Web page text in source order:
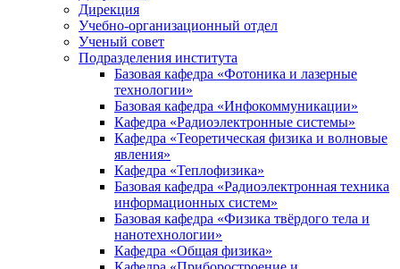
Дирекция
Учебно-организационный отдел
Ученый совет
Подразделения института
Базовая кафедра «Фотоника и лазерные
технологии»
Базовая кафедра «Инфокоммуникации»
Кафедра «Радиоэлектронные системы»
Кафедра «Теоретическая физика и волновые
явления»
Кафедра «Теплофизика»
Базовая кафедра «Радиоэлектронная техника
информационных систем»
Базовая кафедра «Физика твёрдого тела и
нанотехнологии»
Кафедра «Общая физика»